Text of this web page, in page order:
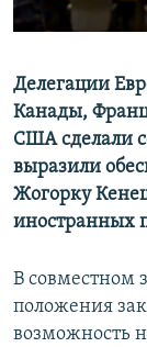
Делегации
Канады,
США сделали
выразили
Жогорку
иностранных
В совместном
положения
возможность